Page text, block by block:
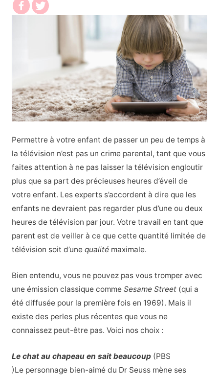
Permettre à votre enfant de passer un peu de temps à
la télévision n’est pas un crime parental, tant que vous
faites attention à ne pas laisser la télévision engloutir
plus que sa part des précieuses heures d’éveil de
votre enfant. Les experts s’accordent à dire que les
enfants ne devraient pas regarder plus d’une ou deux
heures de télévision par jour. Votre travail en tant que
parent est de veiller à ce que cette quantité limitée de
télévision soit d’une qualitémaximale.
Bien entendu, vous ne pouvez pas vous tromper avec
une émission classique comme Sesame Street(qui a
été diffusée pour la première fois en 1969). Mais il
existe des perles plus récentes que vous ne
connaissez peut-être pas. Voici nos choix :
Le chat au chapeau en sait beaucoup(PBS
)Le personnage bien-aimé du Dr Seuss mène ses